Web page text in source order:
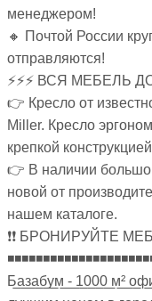
менеджером!
🔸 Почтой России
отправляются!
⚡⚡⚡ ВСЯ МЕБЕЛЬ
👉 Кресло от
Miller. Кресло
крепкой
👉 В наличии
новой от
нашем каталоге.
❗❗ БРОНИРУЙТЕ
Б̲а̲з̲а̲б̲у̲м̲ ̲-̲ ̲1̲0̲0̲0̲ ̲м̲²̲